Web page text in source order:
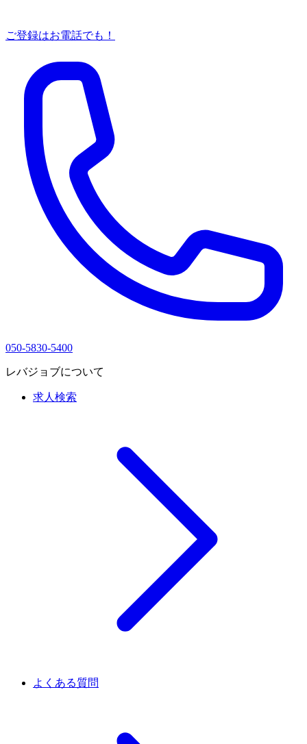
ご登録はお電話でも！
050-5830-5400
レバジョブについて
求人検索
よくある質問